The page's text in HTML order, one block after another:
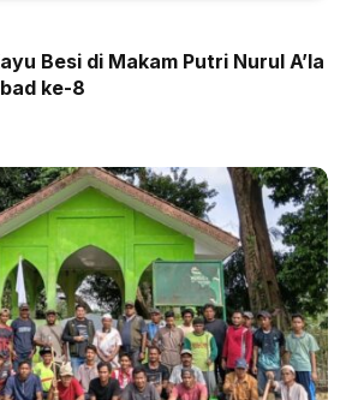
Besi di Makam Putri Nurul A’la
ke-8